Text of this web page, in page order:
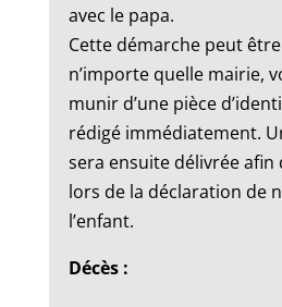
avec le papa.
Cette démarche peut
n’importe quelle mairie,
munir d’une pièce
rédigé immédiatement.
sera ensuite délivrée afin
lors de la déclaration de
l’enfant.
Décès :